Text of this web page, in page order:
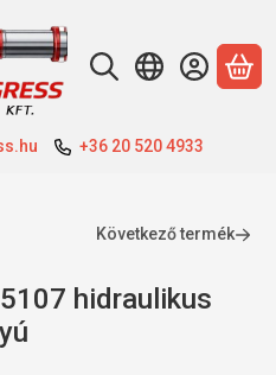
+36 20 520 4933
A
Következő termék
hidraulikus